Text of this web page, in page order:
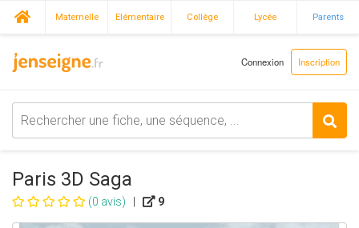
Maternelle Elémentaire Collège Lycée Parents
Connexion Inscription
Paris 3D Saga
(0 avis) 9